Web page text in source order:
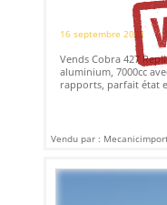
16 septembre 2021
Vends Cobra 427
aluminium, 7000cc
rapports, parfait état
Vendu par :